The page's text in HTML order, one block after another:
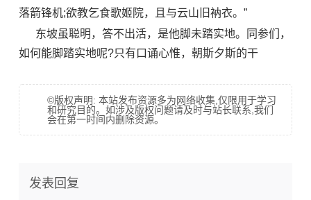
落箭锋机;欲教乞食歌姬院，且与云山旧衲衣。”
东坡虽聪明，答不出活，是他脚未踏实地。同参们，
如何能脚踏实地呢?只有口诵心惟，朝斯夕斯的干
©版权声明: 本站发布资源多为网络收集,仅限用于学习
和研究目的。如涉及版权问题请及时与站长联系,我们
会在第一时间内删除资源。
发表回复